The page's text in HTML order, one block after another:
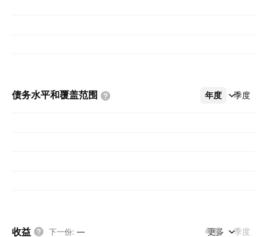
债务水平和覆盖范围 年度 季度
更多
收益 下一份: — 年度 季度
更多